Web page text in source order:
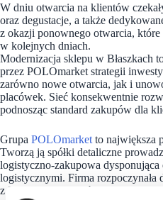
W dniu otwarcia na klientów
oraz degustacje, a także
z okazji ponownego otwarcia,
w kolejnych dniach.
Modernizacja sklepu w Błaszkach
przez POLOmarket strategii
zarówno nowe otwarcia, jak i
placówek. Sieć konsekwentnie
podnosząc standard zakupów dla
Grupa POLOmarket to największa
Tworzą ją spółki detaliczne
logistyczno-zakupowa dysponująca
logistycznymi. Firma rozpoczynała
z 27. sklepami. Dziś jest to 250